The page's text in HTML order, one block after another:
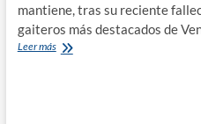
mantiene, tras su reciente
gaiteros más destacados de
Leer másLa